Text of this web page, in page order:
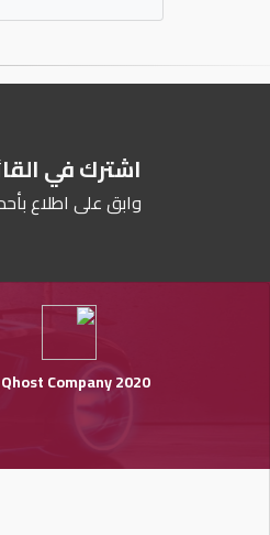
اشترك في
وابق على اطلاع
Qhost Company 2020 ©